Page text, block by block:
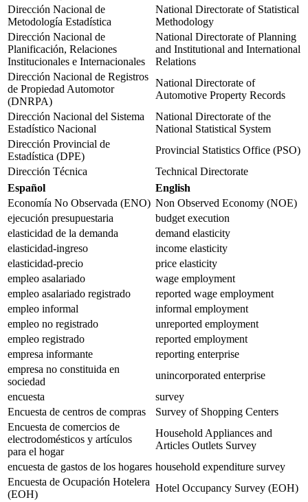
Dirección Nacional de
Metodología Estadística
National Directorate of Statistical
Methodology
Dirección Nacional de
Planificación, Relaciones
Institucionales e Internacionales
National Directorate of Planning
and Institutional and International
Relations
Dirección Nacional de Registros
de Propiedad Automotor
(DNRPA)
National Directorate of
Automotive Property Records
Dirección Nacional del Sistema
Estadístico Nacional
National Directorate of the
National Statistical System
Dirección Provincial de
Estadística (DPE)
Provincial Statistics Office (PSO)
Dirección Técnica
Technical Directorate
Español
English
Economía No Observada (ENO) Non Observed Economy (NOE)
ejecución presupuestaria
budget execution
elasticidad de la demanda
demand elasticity
elasticidad-ingreso
income elasticity
elasticidad-precio
price elasticity
empleo asalariado
wage employment
empleo asalariado registrado
reported wage employment
empleo informal
informal employment
empleo no registrado
unreported employment
empleo registrado
reported employment
empresa informante
reporting enterprise
empresa no constituida en
sociedad
unincorporated enterprise
encuesta
survey
Encuesta de centros de compras
Survey of Shopping Centers
Encuesta de comercios de
electrodomésticos y artículos
para el hogar
Household Appliances and
Articles Outlets Survey
encuesta de gastos de los hogares household expenditure survey
Encuesta de Ocupación Hotelera
(EOH)
Hotel Occupancy Survey (EOH)